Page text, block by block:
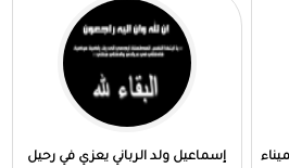
إسماعيل ولد الرباني يعزي في رحيل